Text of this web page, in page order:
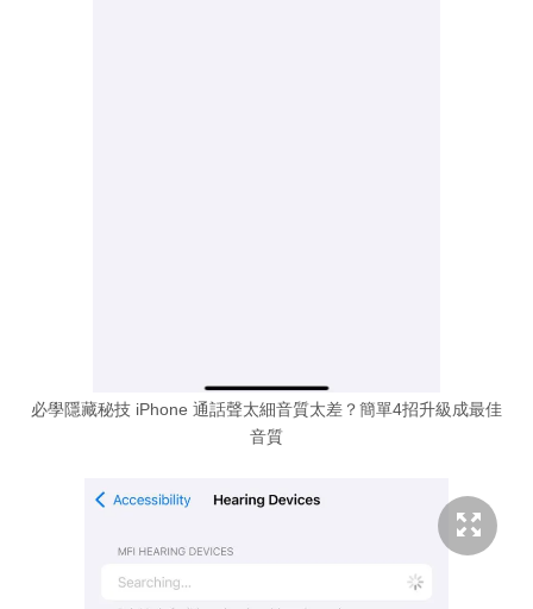
必學隱藏秘技 iPhone 通話聲太細音質太差？簡單4招升級成最佳
音質